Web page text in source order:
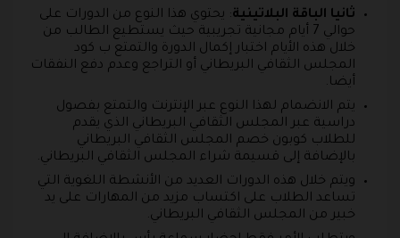
ثانيا الباقة البلاتينية: يحتوي هذا النوع من الدورات على
حوالي 7 أيام مجانية تجريبية حيث يستطيع الطالب من
خلال هذه الأيام اختبار إكمال الدورة والتمتع ب كود
المجلس الثقافي البريطاني أو التراجع وعدم دفع النفقات
أيضا.
يتم الانضمام لهذا النوع عبر الإنترنت والتمتع بفصول
دراسية عبر المجلس الثقافي البريطاني الذي يقدم
للطلاب كوبون خصم المجلس الثقافي البريطاني
بالإضافة إلى قسيمة شراء المجلس الثقافي البريطاني.
ويتم خلال هذه الدورات العديد من الأنشطة اللغوية التي
تساعد الطلاب على اكتساب مزيد من المهارات على يد
خبير من المجلس الثقافي البريطاني.